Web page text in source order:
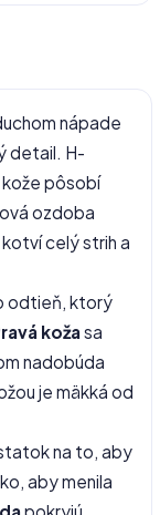
nápade
detail. H-
pôsobí
ozdoba
celý strih a
odtieň, ktorý
kožasa
nadobúda
je mäkká od
na to, aby
aby menila